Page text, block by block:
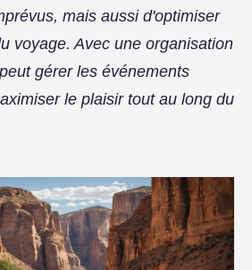
mais aussi d'optimiser
voyage. Avec une organisation
gérer les événements
le plaisir tout au long du